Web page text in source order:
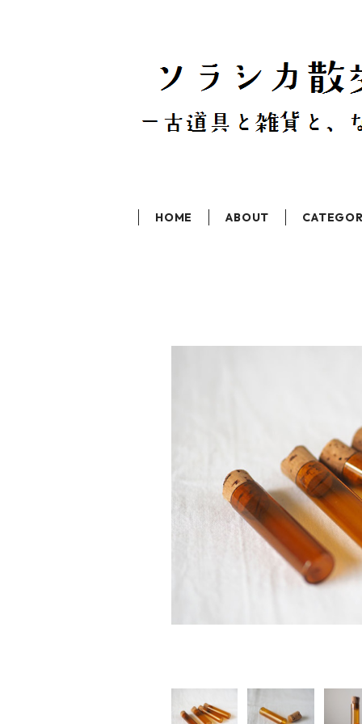
HOME ABOUT